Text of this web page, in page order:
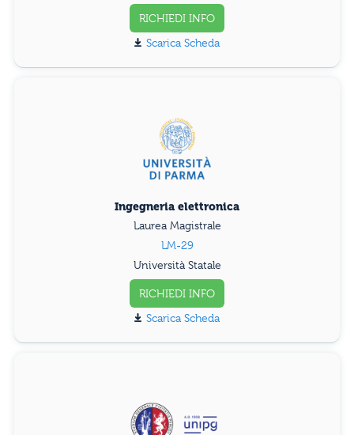
RICHIEDI INFO
Scarica Scheda
Ingegneria elettronica
Laurea Magistrale
LM-29
Università Statale
RICHIEDI INFO
Scarica Scheda